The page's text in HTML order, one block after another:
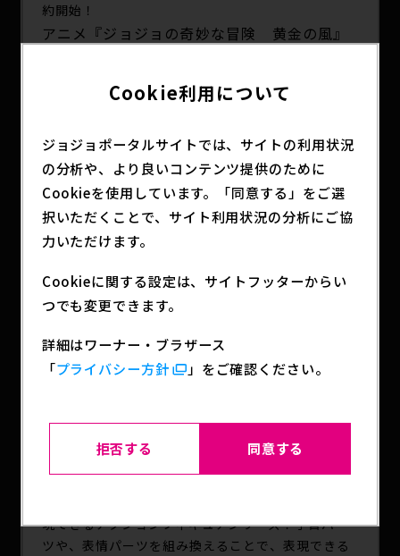
約開始！
アニメ『ジョジョの奇妙な冒険 黄金の風』
S.H.Figuartsに登場！
クションポーズの再現を叶える可動機構を開発。く
っきりとした顔立ちを極限まで表現するため、「魂
のデジタル彩色」を採用。劇中の鍵を握るオプショ
ンパーツや、大胆なポージングを楽しめるように、
オリジナルデザインのプリントが入った専用台座も
ンパーツで劇中の印象的なポーズを再現可能に。オ
プションパーツには「ココ・ジャンボ」や「矢じ
THE★JOJO WORLD・バンダイナムコクロススト
S.H.Figuartsとは…
現できるアクションフィギュアシリーズ！手首パー
ツや、表情パーツを組み換えることで、表現できる
Cookie利用について
ジョジョポータルサイトでは、サイトの利用状況
の分析や、より良いコンテンツ提供のために
Cookieを使用しています。「同意する」をご選
択いただくことで、サイト利用状況の分析にご協
力いただけます。
Cookieに関する設定は、サイトフッターからい
つでも変更できます。
詳細はワーナー・ブラザース
「プライバシー方針 」をご確認ください。
拒否する 同意する